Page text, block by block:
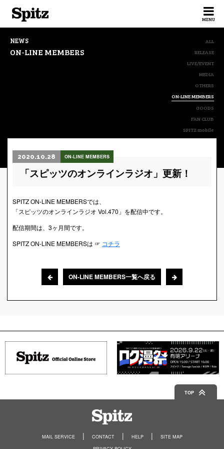
MENU
NEWS
ON-LINE MEMBERS
ALL
RELEASE
LIVE/EVENT
MEDIA
OTHERS
ON-LINE MEMBERS
GOODS
FAN CLUB
SPITZ mobile
2020.10.28 ON-LINE MEMBERS
「スピッツのオンラインラジオ」更新！
SPITZ ON-LINE MEMBERSでは、
「スピッツのオンラインラジオ Vol.470」を配信中です。
配信期間は、3ヶ月間です。
SPITZ ON-LINE MEMBERSは ☞ コチラ
ON-LINE MEMBERS一覧へ戻る
TOP
MAIL SERVICE CONTACT HELP
SITE MAP